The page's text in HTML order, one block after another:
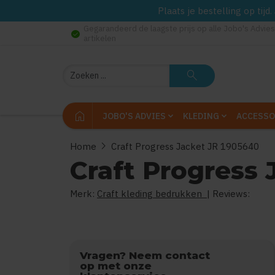
Plaats je bestelling op
check_circle
Zoeken search
home JOBO'S ADVIES KLEDING
Home chevron_right Craft Progress Jacket JR 1905640
Craft Progress
Merk: Craft kleding bedrukken | Reviews:
Vragen? Neem contact
op met onze